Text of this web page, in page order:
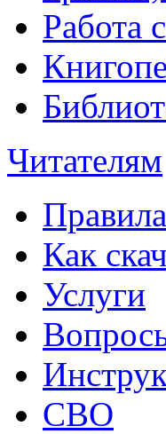
Работа
Читателям
Как
Услуги
СВО